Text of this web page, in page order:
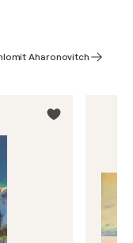
Aharonovitch